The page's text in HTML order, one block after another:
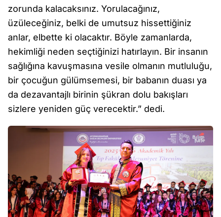
zorunda kalacaksınız. Yorulacağınız,
üzüleceğiniz, belki de umutsuz hissettiğiniz
anlar, elbette ki olacaktır. Böyle zamanlarda,
hekimliği neden seçtiğinizi hatırlayın. Bir insanın
sağlığına kavuşmasına vesile olmanın mutluluğu,
bir çocuğun gülümsemesi, bir babanın duası ya
da dezavantajlı birinin şükran dolu bakışları
sizlere yeniden güç verecektir.” dedi.